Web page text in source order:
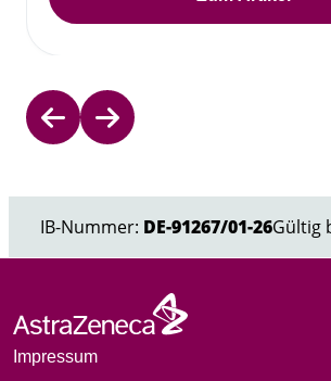
IB-Nummer: DE-91267/01-26Gültig
Impressum